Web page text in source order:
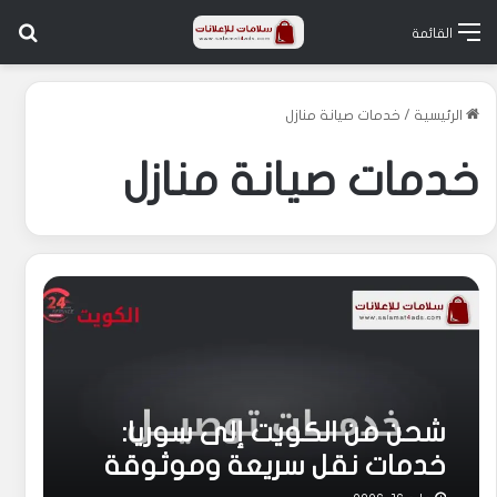
القائمة
الرئيسية / خدمات صيانة منازل
خدمات صيانة منازل
شحن من الكويت إلى سوريا:
خدمات نقل سريعة وموثوقة